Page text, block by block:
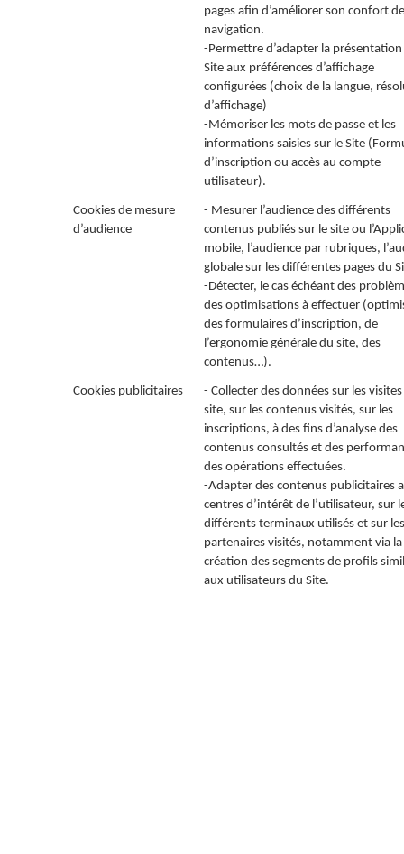
pages afin d’améliorer son confort de
navigation.
-Permettre d’adapter la
Site aux préférences d’affichage
configurées (choix de la langue,
d’affichage)
-Mémoriser les mots de passe et les
informations saisies sur le Site
d’inscription ou accès au compte
utilisateur).
Cookies de mesure
d’audience
- Mesurer l’audience des différents
contenus publiés sur le site ou
mobile, l’audience par rubriques,
globale sur les différentes pages du
-Détecter, le cas échéant des
des optimisations à effectuer
des formulaires d’inscription, de
l’ergonomie générale du site, des
contenus…).
Cookies publicitaires
- Collecter des données sur les
site, sur les contenus visités, sur les
inscriptions, à des fins d’analyse des
contenus consultés et des
des opérations effectuées.
-Adapter des contenus publicitaires
centres d’intérêt de l’utilisateur, sur
différents terminaux utilisés et sur
partenaires visités, notamment via la
création des segments de profils
aux utilisateurs du Site.